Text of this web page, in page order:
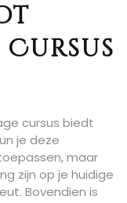
Cursus
cursus biedt
je deze
maar
zijn op je huidige
Bovendien is